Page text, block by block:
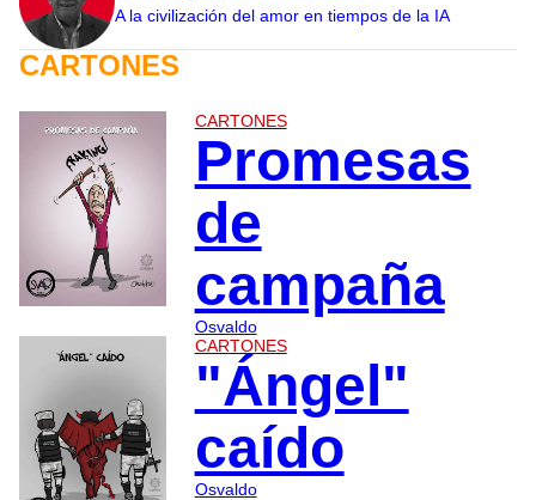
A la civilización del amor en tiempos de la IA
CARTONES
CARTONES
Promesas
de
campaña
Osvaldo
CARTONES
"Ángel"
caído
Osvaldo